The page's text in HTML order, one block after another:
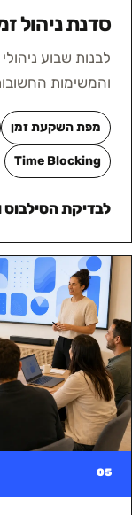
סדנת ניהול
לבנות שבוע
והמשימות
מפת השקעת זמן
Time Blocking
לבדיקת
05